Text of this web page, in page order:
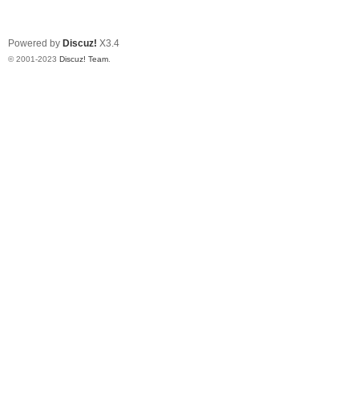
Powered by Discuz! X3.4
© 2001-2023 Discuz! Team